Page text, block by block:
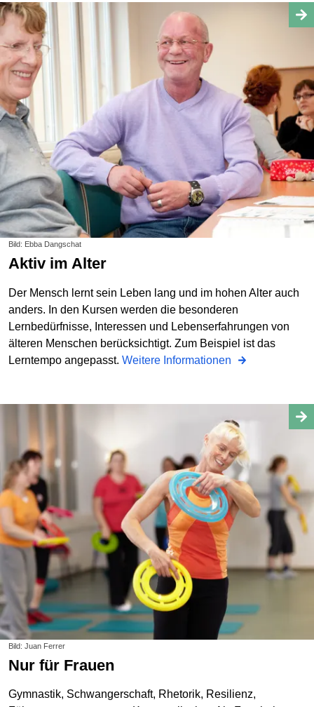
Bild: Ebba Dangschat
Aktiv im Alter
Der Mensch lernt sein Leben lang und im hohen Alter auch
anders. In den Kursen werden die besonderen
Lernbedürfnisse, Interessen und Lebenserfahrungen von
älteren Menschen berücksichtigt. Zum Beispiel ist das
Lerntempo angepasst. Weitere Informationen
Bild: Juan Ferrer
Nur für Frauen
Gymnastik, Schwangerschaft, Rhetorik, Resilienz,